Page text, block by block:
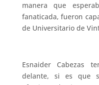
manera que
fanaticada, fueron
de Universitario de
Esnaider Cabezas
delante, si es que